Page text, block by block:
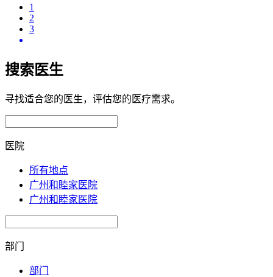
1
2
3
搜索医生
寻找适合您的医生，评估您的医疗需求。
医院
所有地点
广州和睦家医院
广州和睦家医院
部门
部门